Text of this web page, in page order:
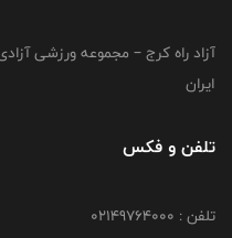
آزاد راه کرج – مجموعه ورزشی
ایران
تلفن و فکس
تلفن : 02149764000